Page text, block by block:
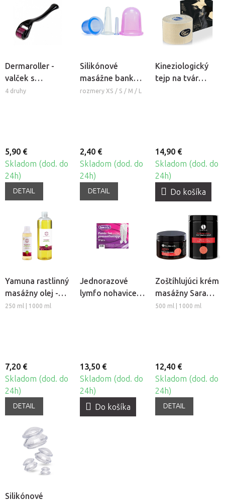
Dermaroller -
valček s
mikroihlami
4 druhy
5,90 €
Skladom (dod. do
24h)
DETAIL
Silikónové
masážne banky
Fabulo Bell
rozmery XS / S / M / L
2,40 €
Skladom (dod. do
24h)
DETAIL
Kineziologický
tejp na tvár
14,90 €
Skladom (dod. do
24h)
Do košíka
Yamuna rastlinný
masážny olej -
Hrozno
250 ml | 1000 ml
7,20 €
Skladom (dod. do
24h)
DETAIL
Jednorazové
lymfo nohavice z
13,50 €
Skladom (dod. do
24h)
Do košíka
Zoštíhlujúci krém
masážny Sara
Beauty Spa -
500 ml | 1000 ml
12,40 €
Skladom (dod. do
24h)
DETAIL
Silikónové